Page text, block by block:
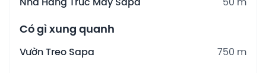
Nhà Hàng Trúc Mây Sapa 50 m
Có gì xung quanh
Vườn Treo Sapa 750 m